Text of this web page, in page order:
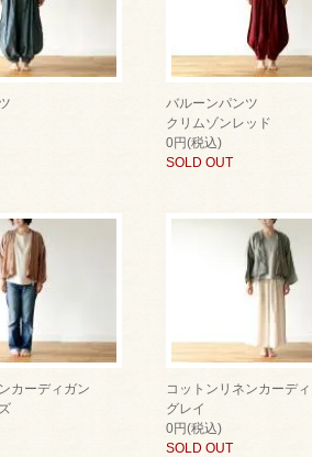
バルーンパンツ
クリムゾンレッド
0円(税込)
SOLD OUT
カーディガン
コットンリネンカーデ
グレイ
0円(税込)
SOLD OUT